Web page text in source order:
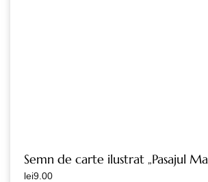
Semn de carte ilustrat „Pasajul
lei9.00